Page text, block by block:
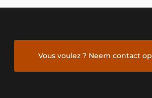
Vous voulez ? Neem contact op